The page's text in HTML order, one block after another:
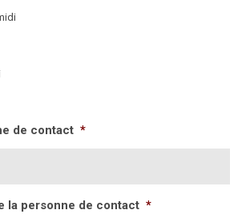
de contact *
la personne de contact *